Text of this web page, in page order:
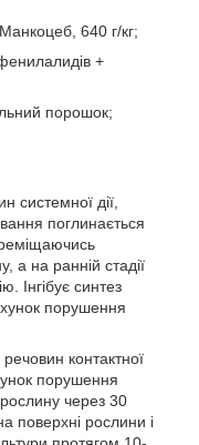
640 г/кг;
+
порошок;
системної дії,
поглинається
а на ранній стадії
Інгібує синтез
порушення
контактної
порушення
через 30
поверхні рослини і